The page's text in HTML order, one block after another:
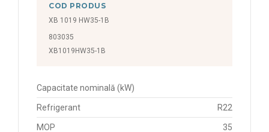
COD PRODUS
XB 1019 HW35-1B
803035
XB1019HW35-1B
Capacitate nominală (kW)
Refrigerant R22
MOP 35